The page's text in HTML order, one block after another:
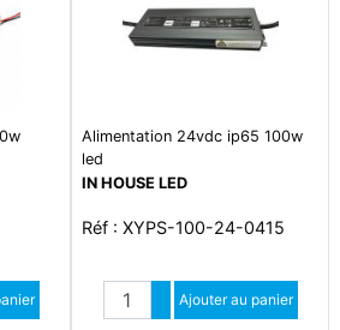
Alimentation 24vdc ip65 100w
led
IN HOUSE LED
Réf : XYPS-100-24-0415
Quantité
Augmenter quantité
Diminuer quantité
Ajouter au panier